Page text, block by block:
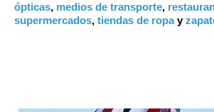
ópticas, medios de transporte,
supermercados, tiendas de ropay